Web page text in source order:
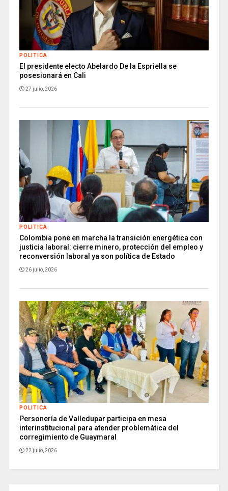
POLITICA
El presidente electo Abelardo De la Espriella se
posesionará en Cali
27 julio, 2026
POLITICA
Colombia pone en marcha la transición energética con
justicia laboral: cierre minero, protección del empleo y
reconversión laboral ya son política de Estado
26 julio, 2026
POLITICA
Personería de Valledupar participa en mesa
interinstitucional para atender problemática del
corregimiento de Guaymaral
22 julio, 2026